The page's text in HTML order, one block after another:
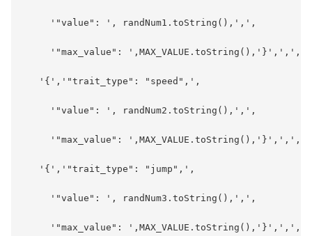
     '"value": ', randNum1.toString(),',',
     '"max_value": ',MAX_VALUE.toString(),'}',',',
   '{','"trait_type": "speed",',
     '"value": ', randNum2.toString(),',',
     '"max_value": ',MAX_VALUE.toString(),'}',',',
   '{','"trait_type": "jump",',
     '"value": ', randNum3.toString(),',',
     '"max_value": ',MAX_VALUE.toString(),'}',',',